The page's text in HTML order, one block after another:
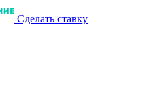
Сделать ставку